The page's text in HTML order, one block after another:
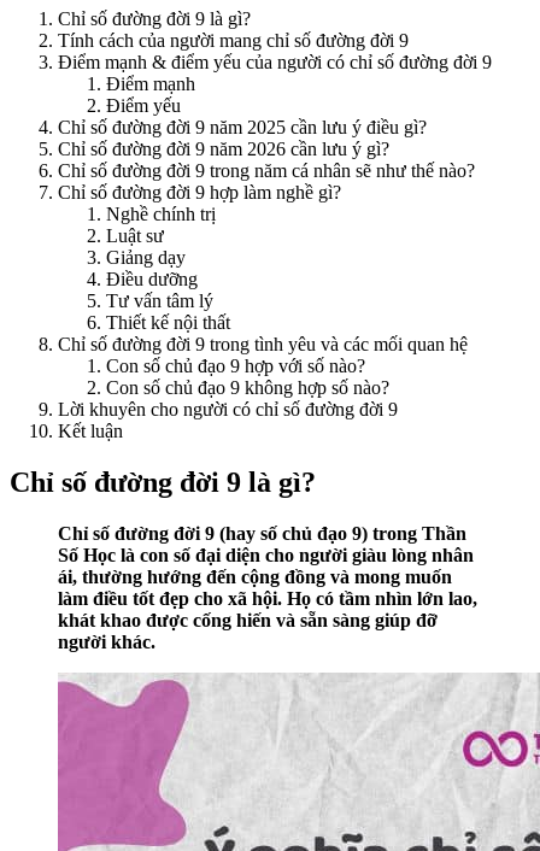
Chỉ số đường đời 9 là gì?
Tính cách của người mang chỉ số đường đời 9
Điểm mạnh & điểm yếu của người có chỉ số đường đời 9
Điểm mạnh
Điểm yếu
Chỉ số đường đời 9 năm 2025 cần lưu ý điều gì?
Chỉ số đường đời 9 năm 2026 cần lưu ý gì?
Chỉ số đường đời 9 trong năm cá nhân sẽ như thế nào?
Chỉ số đường đời 9 hợp làm nghề gì?
Nghề chính trị
Luật sư
Giảng dạy
Điều dưỡng
Tư vấn tâm lý
Thiết kế nội thất
Chỉ số đường đời 9 trong tình yêu và các mối quan hệ
Con số chủ đạo 9 hợp với số nào?
Con số chủ đạo 9 không hợp số nào?
Lời khuyên cho người có chỉ số đường đời 9
Kết luận
Chỉ số đường đời 9 là gì?
Chỉ số đường đời 9 (hay số chủ đạo 9) trong Thần
Số Học là con số đại diện cho người giàu lòng nhân
ái, thường hướng đến cộng đồng và mong muốn
làm điều tốt đẹp cho xã hội. Họ có tầm nhìn lớn lao,
khát khao được cống hiến và sẵn sàng giúp đỡ
người khác.